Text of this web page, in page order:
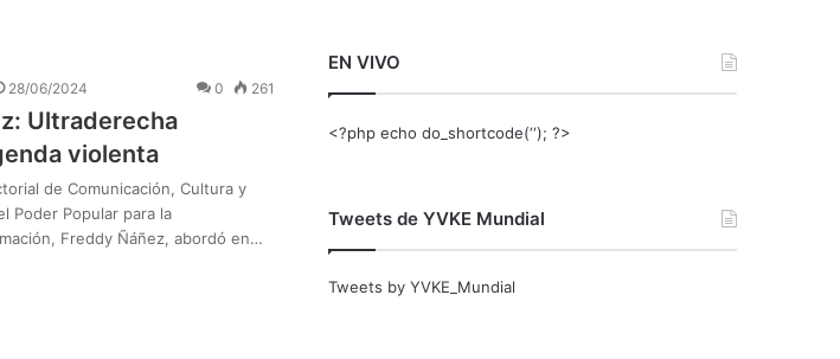
28/06/2024 0 261
Ultraderecha
violenta
de Comunicación, Cultura y
Poder Popular para la
Freddy Ñáñez, abordó en…
EN VIVO
<?php echo do_shortcode(‘‘); ?>
Tweets de YVKE Mundial
Tweets by YVKE_Mundial